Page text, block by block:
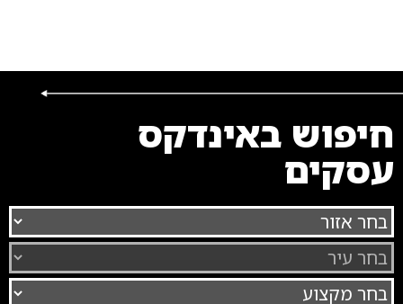
חיפוש באינדקס
עסקים